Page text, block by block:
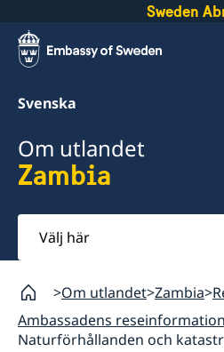
Sweden
Svenska
Om utlandet
Zambia
Välj
här
Om utlandet Zambia
Ambassadens reseinformation
Naturförhållanden och